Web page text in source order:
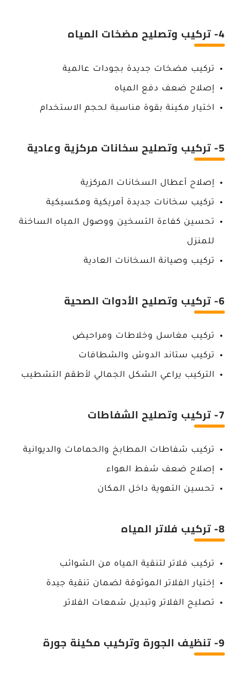
4- تركيب وتصليح مضخات المياه
تركيب مضخات جديدة بجودات عالمية
إصلاح ضعف دفع المياه
اختيار مكينة بقوة مناسبة لحجم الاستخدام
5- تركيب وتصليح سخانات مركزية وعادية
إصلاح أعطال السخانات المركزية
تركيب سخانات جديدة أمريكية ومكسيكية
تحسين كفاءة التسخين ووصول المياه الساخنة
للمنزل
تركيب وصيانة السخانات العادية
6- تركيب وتصليح الأدوات الصحية
تركيب مغاسل وخلاطات ومراحيض
تركيب ستاند الدوش والشطافات
التركيب يراعي الشكل الجمالي لأطقم التشطيب
7- تركيب وتصليح الشفاطات
تركيب شفاطات المطابخ والحمامات والديوانية
إصلاح ضعف شفط الهواء
تحسين التهوية داخل المكان
8- تركيب فلاتر المياه
تركيب فلاتر لتنقية المياه من الشوائب
إختيار الفلاتر الموثوقة لضمان تنقية جيدة
تصليح الفلاتر وتبديل شمعات الفلاتر
9- تنظيف الجورة وتركيب مكينة جورة